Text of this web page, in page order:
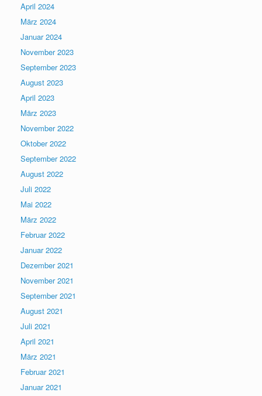
April 2024
März 2024
Januar 2024
November 2023
September 2023
August 2023
April 2023
März 2023
November 2022
Oktober 2022
September 2022
August 2022
Juli 2022
Mai 2022
März 2022
Februar 2022
Januar 2022
Dezember 2021
November 2021
September 2021
August 2021
Juli 2021
April 2021
März 2021
Februar 2021
Januar 2021